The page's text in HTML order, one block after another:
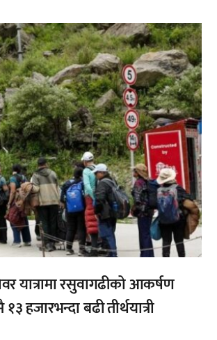
यात्रामा रसुवागढीको आकर्षण
हजारभन्दा बढी तीर्थयात्री